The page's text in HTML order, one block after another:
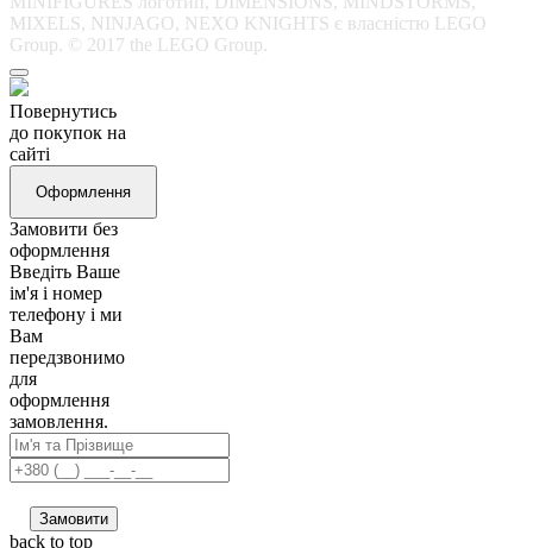
MIXELS, NINJAGO, NEXO KNIGHTS є власністю LEGO
Group. © 2017 the LEGO Group.
Повернутись
до покупок на
сайті
Оформлення
Замовити без
оформлення
Введіть Ваше
ім'я і номер
телефону і ми
Вам
передзвонимо
для
оформлення
замовлення.
Замовити
back to top